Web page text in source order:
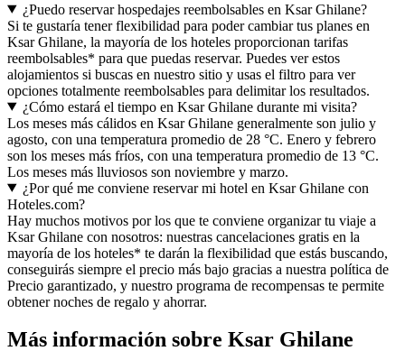
¿Puedo reservar hospedajes reembolsables en Ksar Ghilane?
Si te gustaría tener flexibilidad para poder cambiar tus planes en
Ksar Ghilane, la mayoría de los hoteles proporcionan tarifas
reembolsables* para que puedas reservar. Puedes ver estos
alojamientos si buscas en nuestro sitio y usas el filtro para ver
opciones totalmente reembolsables para delimitar los resultados.
¿Cómo estará el tiempo en Ksar Ghilane durante mi visita?
Los meses más cálidos en Ksar Ghilane generalmente son julio y
agosto, con una temperatura promedio de 28 °C. Enero y febrero
son los meses más fríos, con una temperatura promedio de 13 °C.
Los meses más lluviosos son noviembre y marzo.
¿Por qué me conviene reservar mi hotel en Ksar Ghilane con
Hoteles.com?
Hay muchos motivos por los que te conviene organizar tu viaje a
Ksar Ghilane con nosotros: nuestras cancelaciones gratis en la
mayoría de los hoteles* te darán la flexibilidad que estás buscando,
conseguirás siempre el precio más bajo gracias a nuestra política de
Precio garantizado, y nuestro programa de recompensas te permite
obtener noches de regalo y ahorrar.
Más información sobre Ksar Ghilane